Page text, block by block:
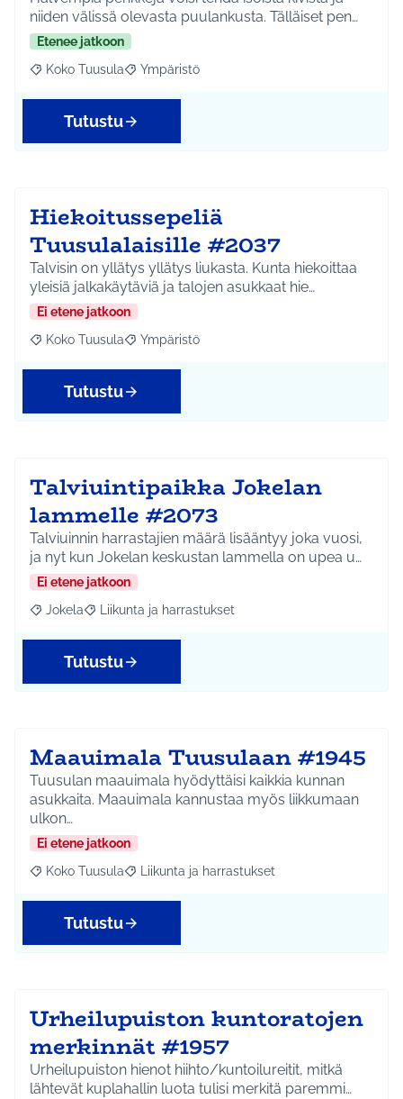
niiden välissä olevasta puulankusta. Tälläiset pen…
Etenee jatkoon
Rajaa tulokset aihepiirin mukaan: Koko Tuusula
Koko Tuusula Rajaa tulokset teeman mukaan: Ympäristö
Ympäristö
Tutustu
Hiekoitussepeliä
Tuusulalaisille #2037
Talvisin on yllätys yllätys liukasta. Kunta hiekoittaa
yleisiä jalkakäytäviä ja talojen asukkaat hie…
Ei etene jatkoon
Rajaa tulokset aihepiirin mukaan: Koko Tuusula
Koko Tuusula Rajaa tulokset teeman mukaan: Ympäristö
Ympäristö
Tutustu
Talviuintipaikka Jokelan
lammelle #2073
Talviuinnin harrastajien määrä lisääntyy joka vuosi,
ja nyt kun Jokelan keskustan lammella on upea u…
Ei etene jatkoon
Rajaa tulokset aihepiirin mukaan: Jokela
Jokela Rajaa tulokset teeman mukaan: Liikunta ja
Liikunta ja harrastukset
Tutustu
Maauimala Tuusulaan #1945
Tuusulan maauimala hyödyttäisi kaikkia kunnan
asukkaita. Maauimala kannustaa myös liikkumaan
ulkon…
Ei etene jatkoon
Rajaa tulokset aihepiirin mukaan: Koko Tuusula
Koko Tuusula Rajaa tulokset teeman mukaan: Liikunta ja
Liikunta ja harrastukset
Tutustu
Urheilupuiston kuntoratojen
merkinnät #1957
Urheilupuiston hienot hiihto/kuntoilureitit, mitkä
lähtevät kuplahallin luota tulisi merkitä paremmi…